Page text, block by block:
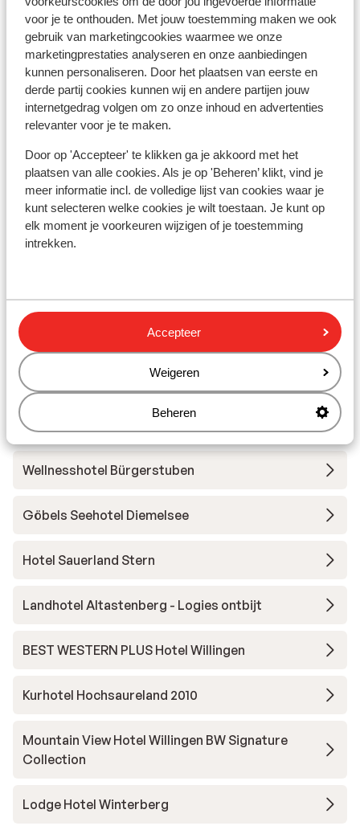
voor je te onthouden. Met jouw toestemming maken we ook
gebruik van marketingcookies waarmee we onze
marketingprestaties analyseren en onze aanbiedingen
kunnen personaliseren. Door het plaatsen van eerste en
derde partij cookies kunnen wij en andere partijen jouw
internetgedrag volgen om zo onze inhoud en advertenties
relevanter voor je te maken.
Door op 'Accepteer' te klikken ga je akkoord met het
plaatsen van alle cookies. Als je op 'Beheren’ klikt, vind je
meer informatie incl. de volledige lijst van cookies waar je
kunt selecteren welke cookies je wilt toestaan. Je kunt op
elk moment je voorkeuren wijzigen of je toestemming
intrekken.
Accepteer
Weigeren
Beheren
Centrum: 3500 m
Bushalte: 50 m
Pinautomaat: 3 km
Skipiste: 10 m
Winkels: 3 km
(Mini)supermarkt: 3 km
Restaurant: 3 km
Skipas, -les en verhuur
Skipas
Wintersport-Arena Sauerland
Chaletpark Diemelsee
Hotel Winterberg Resort
Hotel K1
Wellnesshotel Bürgerstuben
Göbels Seehotel Diemelsee
Hotel Sauerland Stern
Landhotel Altastenberg - Logies ontbijt
BEST WESTERN PLUS Hotel Willingen
Kurhotel Hochsaureland 2010
Mountain View Hotel Willingen BW Signature
Collection
Lodge Hotel Winterberg